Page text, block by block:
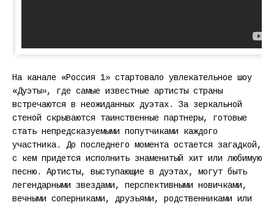
На канале «Россия 1» стартовало увлекательное шоу
«Дуэты», где самые известные артисты страны
встречаются в неожиданных дуэтах. За зеркальной
стеной скрываются таинственные партнеры, готовые
стать непредсказуемыми попутчиками каждого
участника. До последнего момента остается загадкой,
с кем придется исполнить знаменитый хит или любимую
песню. Артисты, выступающие в дуэтах, могут быть
легендарными звездами, перспективными новичками,
вечными соперниками, друзьями, родственниками или